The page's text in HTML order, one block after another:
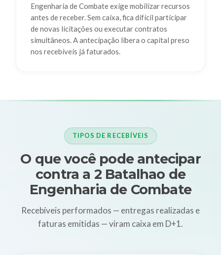
Engenharia de Combate exige mobilizar recursos
antes de receber. Sem caixa, fica difícil participar
de novas licitações ou executar contratos
simultâneos. A antecipação libera o capital preso
nos recebíveis já faturados.
TIPOS DE RECEBÍVEIS
O que você pode antecipar
contra a 2 Batalhao de
Engenharia de Combate
Recebíveis performados — entregas realizadas e
faturas emitidas — viram caixa em D+1.